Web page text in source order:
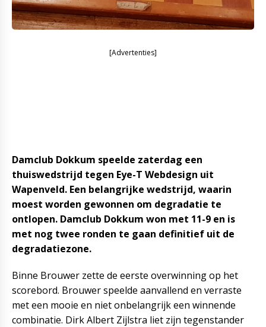
[Advertenties]
Damclub Dokkum speelde zaterdag een
thuiswedstrijd tegen Eye-T Webdesign uit
Wapenveld. Een belangrijke wedstrijd, waarin
moest worden gewonnen om degradatie te
ontlopen. Damclub Dokkum won met 11-9 en is
met nog twee ronden te gaan definitief uit de
degradatiezone.
Binne Brouwer zette de eerste overwinning op het
scorebord. Brouwer speelde aanvallend en verraste
met een mooie en niet onbelangrijk een winnende
combinatie. Dirk Albert Zijlstra liet zijn tegenstander